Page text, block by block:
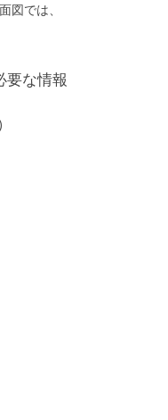
図では、
要な情報